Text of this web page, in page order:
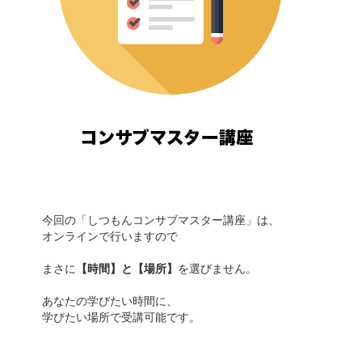
今回の「しつもんコンサブマスター講座」は、
オンラインで行いますので
まさに 【時間】と【場所】 を選びません。
あなたの学びたい時間に、
学びたい場所で受講可能です。